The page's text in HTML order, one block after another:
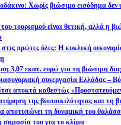
Χωρίς βιώσιμο εισόδημα δεν
τουρισμού είναι θετική, αλλά η
πρώτες ύλες: Η κυκλική
3,07 εκατ. ευρώ για τη βιώσιμη
συνεργασία Ελλάδας –
αποκτά καθεστώς
της βιοποικιλότητας και τη
αποτυπώνει τη δυναμική του
σημασία του για το κλίμα